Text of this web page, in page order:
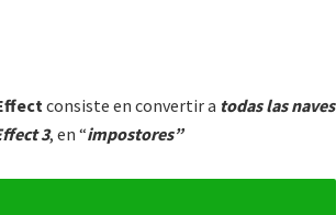
consiste en convertir a todas las naves
3, en “impostores”